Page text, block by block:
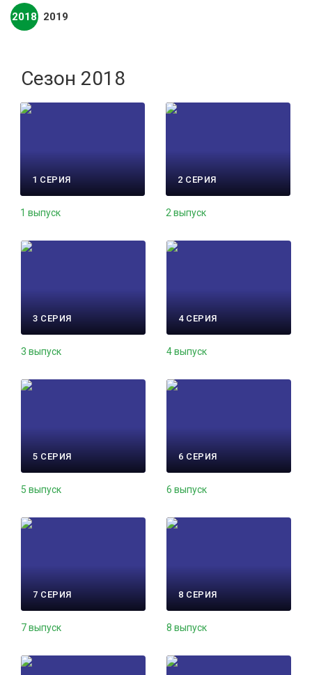
2018 2019
Сезон 2018
1 СЕРИЯ
1 выпуск
2 СЕРИЯ
2 выпуск
3 СЕРИЯ
3 выпуск
4 СЕРИЯ
4 выпуск
5 СЕРИЯ
5 выпуск
6 СЕРИЯ
6 выпуск
7 СЕРИЯ
7 выпуск
8 СЕРИЯ
8 выпуск